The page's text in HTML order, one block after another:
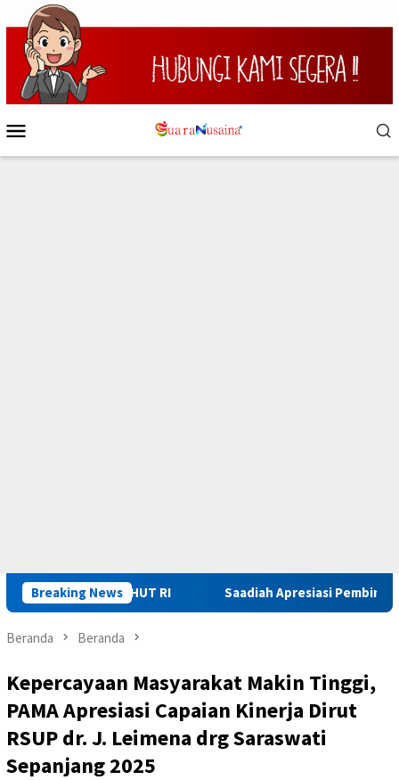
Loncat
ke
konten
Mobile
Breaking News
Remisi HUT RI Saadiah Apresiasi Pembinaan dan
Beranda Beranda
Kepercayaan Masyarakat Makin Tinggi,
PAMA Apresiasi Capaian Kinerja Dirut
RSUP dr. J. Leimena drg Saraswati
Sepanjang 2025